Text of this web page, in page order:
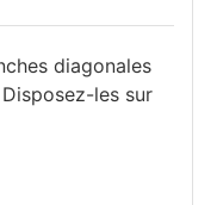
diagonales
Disposez-les sur